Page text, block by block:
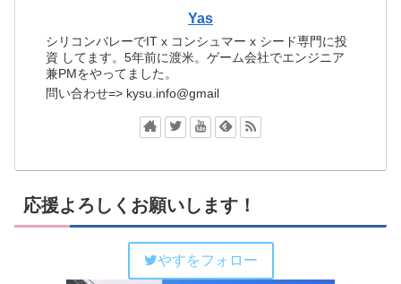
Yas
シリコンバレーでIT x コンシュマー x シード専門に投
資 してます。5年前に渡米。ゲーム会社でエンジニア
兼PMをやってました。
問い合わせ=> kysu.info@gmail
応援よろしくお願いします！
やすをフォロー